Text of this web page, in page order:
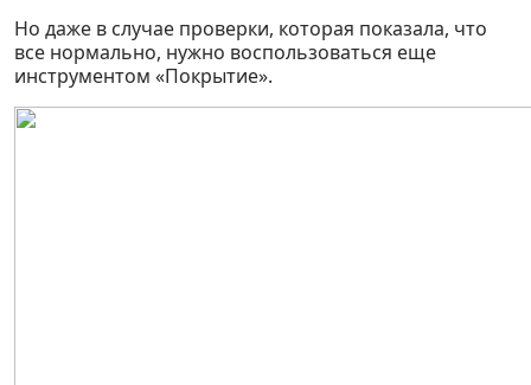
Но даже в случае проверки, которая показала, что
все нормально, нужно воспользоваться еще
инструментом «Покрытие».